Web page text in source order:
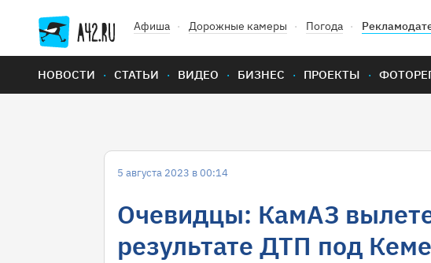
Афиша Дорожные камеры Погода
НОВОСТИ СТАТЬИ ВИДЕО БИЗНЕС ПРОЕКТЫ
5 августа 2023 в 00:14
Очевидцы: КамАЗ
результате ДТП под